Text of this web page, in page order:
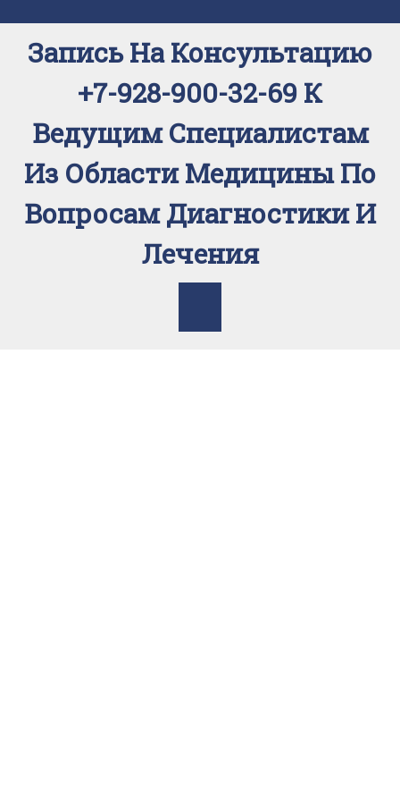
к
содержимому
Запись На Консультацию
+7-928-900-32-69 К
Ведущим Специалистам
Из Области Медицины По
Вопросам Диагностики И
Лечения